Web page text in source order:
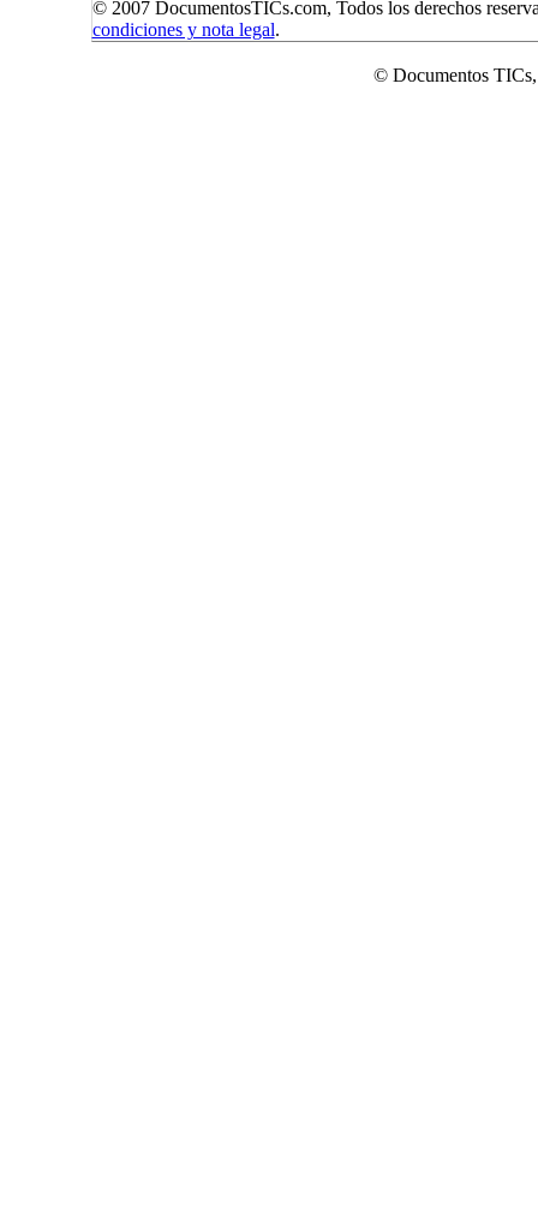
© 2007 DocumentosTICs.com, Todos los derechos
condiciones y nota legal.
© Documentos